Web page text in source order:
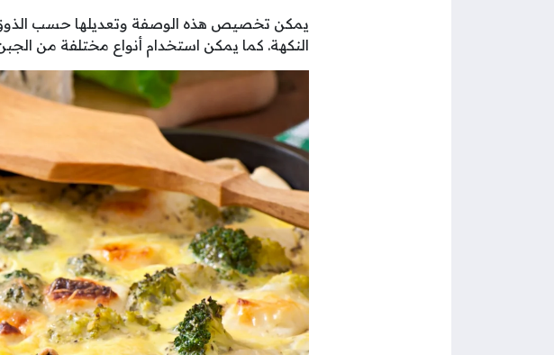
يمكن تخصيص هذه الوصفة وتعديلها حسب
النكهة. كما يمكن استخدام أنواع مختلفة من